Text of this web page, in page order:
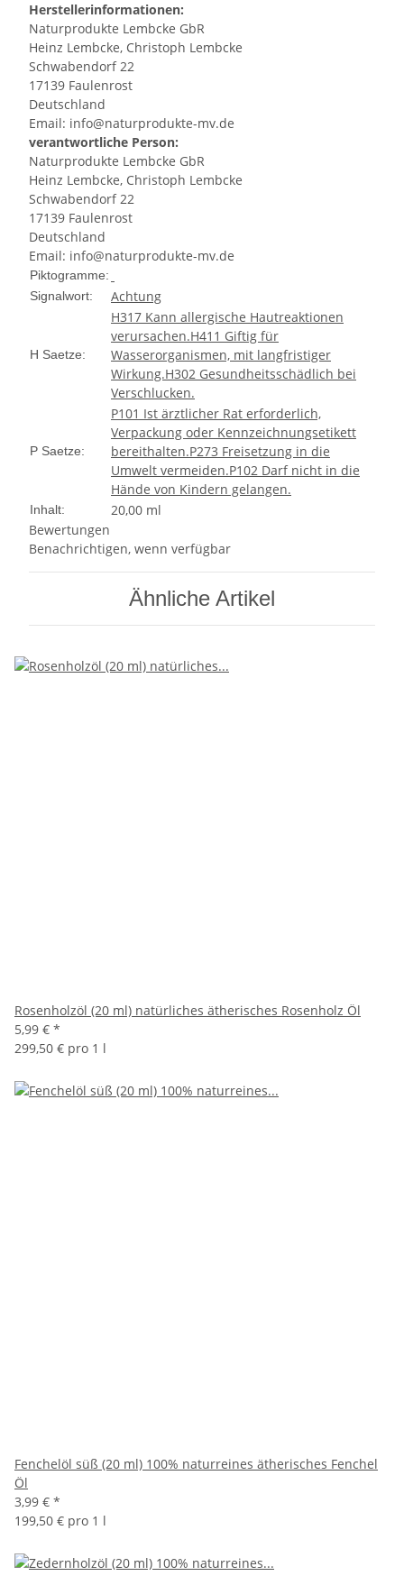
Herstellerinformationen:
Naturprodukte Lembcke GbR
Heinz Lembcke, Christoph Lembcke
Schwabendorf 22
17139 Faulenrost
Deutschland
Email: info@naturprodukte-mv.de
verantwortliche Person:
Naturprodukte Lembcke GbR
Heinz Lembcke, Christoph Lembcke
Schwabendorf 22
17139 Faulenrost
Deutschland
Email: info@naturprodukte-mv.de
Piktogramme:
Signalwort:
Achtung
H Saetze:
H317 Kann allergische Hautreaktionen
verursachen.H411 Giftig für
Wasserorganismen, mit langfristiger
Wirkung.H302 Gesundheitsschädlich bei
Verschlucken.
P Saetze:
P101 Ist ärztlicher Rat erforderlich,
Verpackung oder Kennzeichnungsetikett
bereithalten.P273 Freisetzung in die
Umwelt vermeiden.P102 Darf nicht in die
Hände von Kindern gelangen.
Inhalt:
20,00 ml
Bewertungen
Benachrichtigen, wenn verfügbar
Ähnliche Artikel
Rosenholzöl (20 ml) natürliches ätherisches Rosenholz Öl
5,99 € *
299,50 € pro 1 l
Fenchelöl süß (20 ml) 100% naturreines ätherisches Fenchel
Öl
3,99 € *
199,50 € pro 1 l